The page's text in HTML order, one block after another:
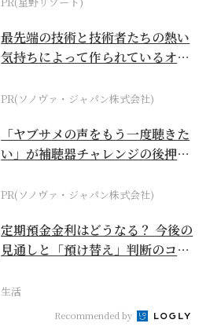
最先端の技術と技術者たちの熱い
気持ちによって作られているオー
PR(ソノヴァ・ジャパン株式会社)
「ヤブサメの声をもう一度聴きた
い」が補聴器チャレンジの後押し
PR(ソノヴァ・ジャパン株式会社)
定期預金金利はどうなる？ 今後の
見通しと「預け替え」判断のコツ
生活
Recommended by